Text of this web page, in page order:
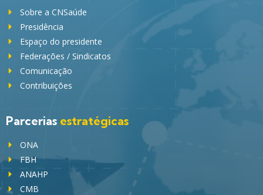
Sobre a CNSaúde
Presidência
Espaço do presidente
Federações / Sindicatos
Comunicação
Contribuições
Parcerias estratégicas
ONA
FBH
ANAHP
CMB